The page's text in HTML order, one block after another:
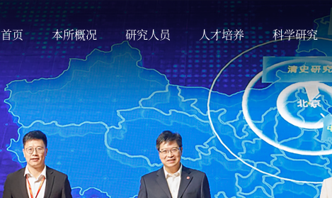
首页 本所概况 研究人员 人才培养 科学研究